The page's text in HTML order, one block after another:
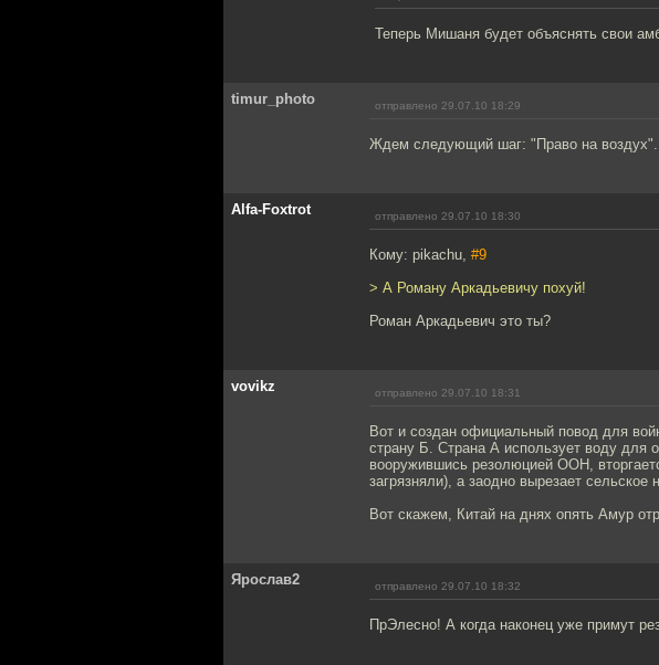
Теперь Мишаня будет объяснять свои
timur_photo отправлено 29.07.10 18:29
Ждем следующий шаг: "Право на воздух".
Alfa-Foxtrot отправлено 29.07.10 18:30
Кому: pikachu, #9
> А Роману Аркадьевичу похуй!
Роман Аркадьевич это ты?
vovikz отправлено 29.07.10 18:31
Вот и создан официальный повод для
страну Б. Страна А использует воду для
вооружившись резолюцией ООН,
загрязняли), а заодно вырезает
Вот скажем, Китай на днях опять Амур
Ярослав2 отправлено 29.07.10 18:32
ПрЭлесно! А когда наконец уже примут